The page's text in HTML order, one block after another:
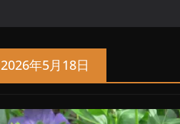
2026年5月18日